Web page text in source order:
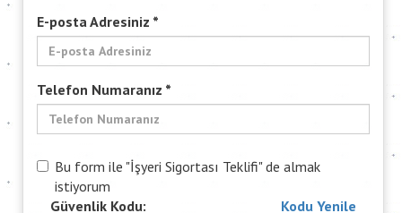
E-posta Adresiniz *
Telefon Numaranız *
Bu form ile "İşyeri Sigortası Teklifi" de almak
istiyorum
Güvenlik Kodu:
Kodu Yenile